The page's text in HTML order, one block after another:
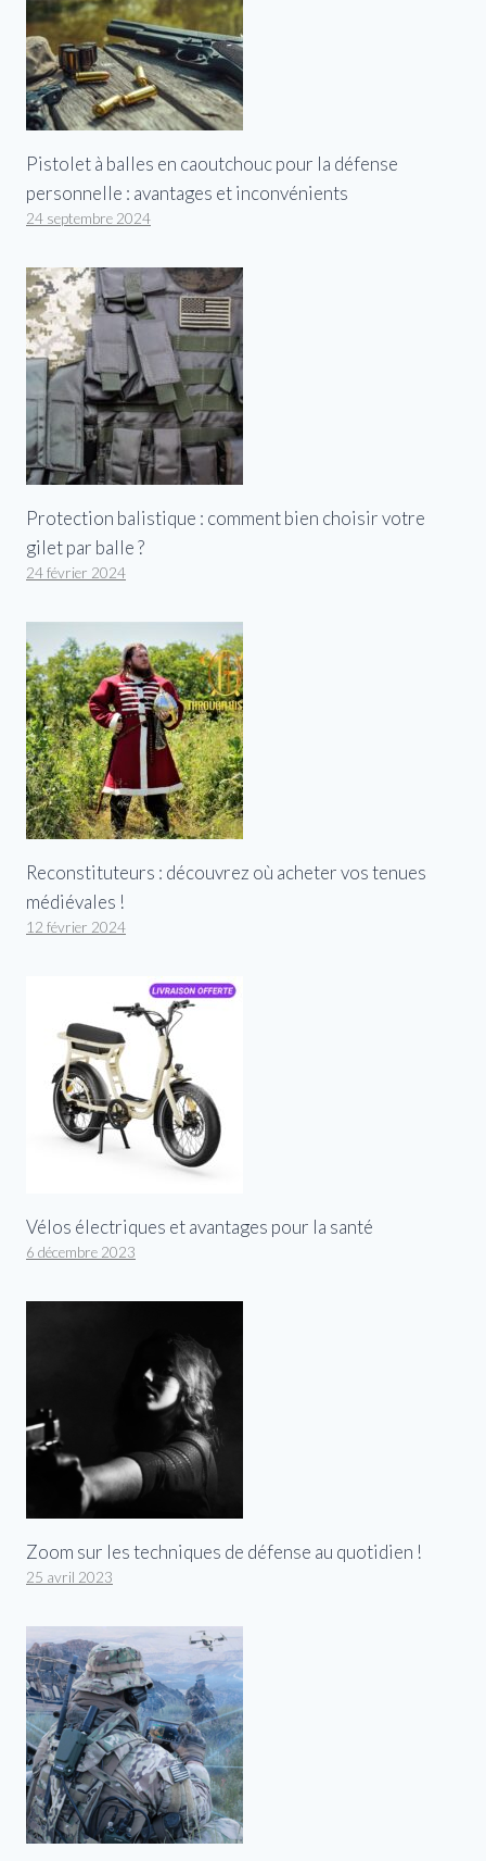
Pistolet à balles en caoutchouc pour la défense
personnelle : avantages et inconvénients
24 septembre 2024
Protection balistique : comment bien choisir votre
gilet par balle ?
24 février 2024
Reconstituteurs : découvrez où acheter vos tenues
médiévales !
12 février 2024
Vélos électriques et avantages pour la santé
6 décembre 2023
Zoom sur les techniques de défense au quotidien !
25 avril 2023